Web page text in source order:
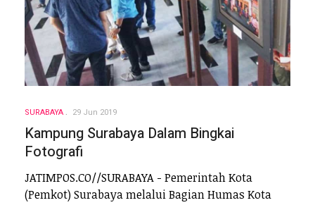
SURABAYA 29 Jun 2019
Kampung Surabaya Dalam Bingkai
Fotografi
JATIMPOS.CO//SURABAYA - Pemerintah Kota
(Pemkot) Surabaya melalui Bagian Humas Kota